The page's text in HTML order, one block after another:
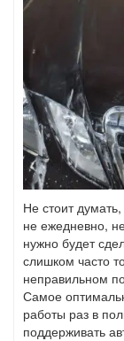
Не стоит
не ежедневно,
нужно будет
слишком часто
неправильном
Самое
работы раз в
поддерживать